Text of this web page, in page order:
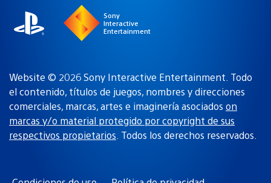
Sony
Interactive
Entertainment
Website © 2026 Sony Interactive Entertainment. Todo
el contenido, títulos de juegos, nombres y direcciones
comerciales, marcas, artes e imaginería asociados on
marcas y/o material protegido por copyright de sus
respectivos propietarios. Todos los derechos reservados.